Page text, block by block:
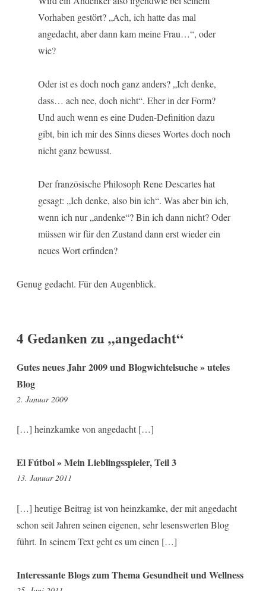
Vorhaben gestört? „Ach, ich hatte das mal
angedacht, aber dann kam meine Frau…“, oder
wie?
Oder ist es doch noch ganz anders? „Ich denke,
dass… ach nee, doch nicht“. Eher in der Form?
Und auch wenn es eine Duden-Definition dazu
gibt, bin ich mir des Sinns dieses Wortes doch noch
nicht ganz bewusst.
Der französische Philosoph Rene Descartes hat
gesagt: „Ich denke, also bin ich“. Was aber bin ich,
wenn ich nur „andenke“? Bin ich dann nicht? Oder
müssen wir für den Zustand dann erst wieder ein
neues Wort erfinden?
Genug gedacht. Für den Augenblick.
4 Gedanken zu „angedacht“
Gutes neues Jahr 2009 und Blogwichtelsuche » uteles
Blog
2. Januar 20092:08
[…] heinzkamke von angedacht […]
El Fútbol » Mein Lieblingsspieler, Teil 3
13. Januar 2011
[…] heutige Beitrag ist von heinzkamke, der mit angedacht
schon seit Jahren seinen eigenen, sehr lesenswerten Blog
führt. In seinem Text geht es um einen […]
Interessante Blogs zum Thema Gesundheit und Wellness